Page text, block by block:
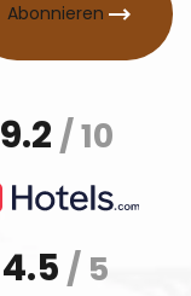
Abonnieren
9.2 / 10
4.5 / 5